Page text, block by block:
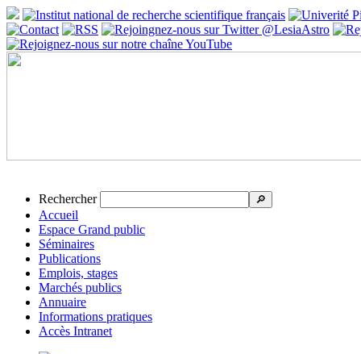
Rechercher 🔎
Accueil
Espace Grand public
Séminaires
Publications
Emplois, stages
Marchés publics
Annuaire
Informations pratiques
Accès Intranet